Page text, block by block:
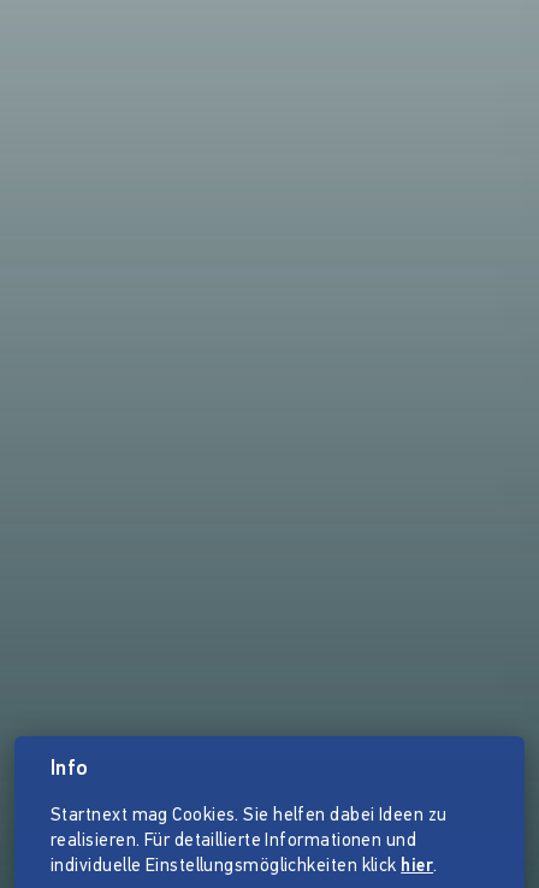
Info
Startnext mag Cookies. Sie helfen dabei Ideen zu
realisieren. Für detaillierte Informationen und
individuelle Einstellungsmöglichkeiten klick hier.